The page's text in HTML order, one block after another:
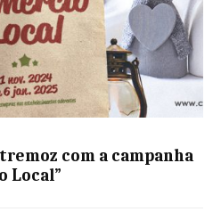
com a campanha
Local”